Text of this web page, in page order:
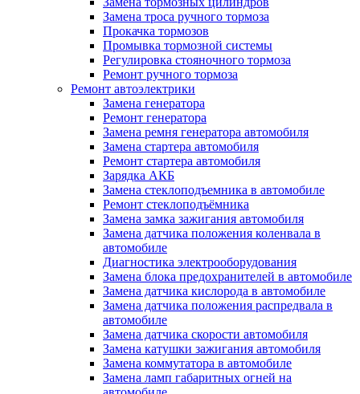
Замена троса ручного тормоза
Прокачка тормозов
Промывка тормозной системы
Регулировка стояночного тормоза
Ремонт ручного тормоза
Ремонт автоэлектрики
Замена генератора
Ремонт генератора
Замена ремня генератора автомобиля
Замена стартера автомобиля
Ремонт стартера автомобиля
Зарядка АКБ
Замена стеклоподъемника в автомобиле
Ремонт стеклоподъёмника
Замена замка зажигания автомобиля
Замена датчика положения коленвала в
автомобиле
Диагностика электрооборудования
Замена блока предохранителей в автомобиле
Замена датчика кислорода в автомобиле
Замена датчика положения распредвала в
автомобиле
Замена датчика скорости автомобиля
Замена катушки зажигания автомобиля
Замена коммутатора в автомобиле
Замена ламп габаритных огней на